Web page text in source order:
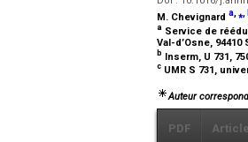
M. Chevignard a,⁎,
a Service de
Val-d’Osne,
b Inserm, U 731,
c UMR S 731,
Auteur
PDF Article